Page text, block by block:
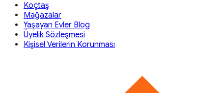
Koçtaş
Mağazalar
Yaşayan Evler Blog
Üyelik Sözleşmesi
Kişisel Verilerin Korunması